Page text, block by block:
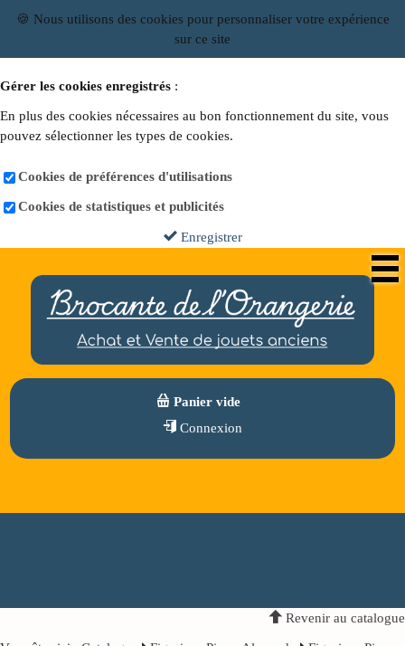
🍪 Nous utilisons des cookies pour personnaliser votre expérience
sur ce site
Gérer les cookies enregistrés :
En plus des cookies nécessaires au bon fonctionnement du site, vous
pouvez sélectionner les types de cookies.
Cookies de préférences d'utilisations
Cookies de statistiques et publicités
Enregistrer
Panier vide
Connexion
Revenir au catalogue